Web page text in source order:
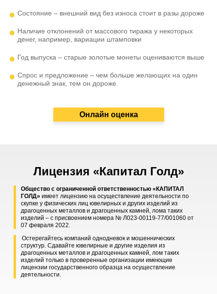
Состояние – внешний вид без износа стоит в разы дороже
Наличие отклонений от массового тиража у некоторых
денег, например, вариации штамповки
Год выпуска – старые золотые монеты оцениваются выше
Спрос и предложение – чем больше желающих на один
денежный знак, тем он дороже.
Онлайн оценка
Лицензия «Капитал Голд»
Общество с ограниченной ответственностью «КАПИТАЛ
ГОЛД» имеет лицензию на осуществление деятельности по
скупке у физических лиц ювелирных и других изделий из
драгоценных металлов и драгоценных камней, лома таких
изделий – с присвоением номера № Л023-00119-77/001060 от
07 февраля 2022.
Остерегайтесь компаний однодневок и мошеннических
структур. Сдавайте ювелирные и другие изделия из
драгоценных металлов и драгоценных камней, лом таких
изделий только в проверенные организации имеющие
лицензии государственного образца на осуществление
деятельности.